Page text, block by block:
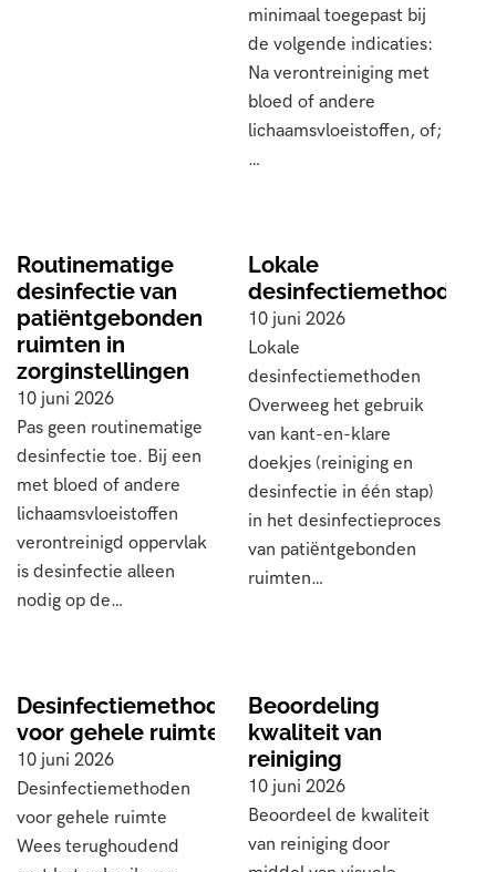
minimaal toegepast bij
de volgende indicaties:
Na verontreiniging met
bloed of andere
lichaamsvloeistoffen, of;
…
Routinematige
desinfectie van
patiëntgebonden
ruimten in
zorginstellingen
10 juni 2026
Pas geen routinematige
desinfectie toe. Bij een
met bloed of andere
lichaamsvloeistoffen
verontreinigd oppervlak
is desinfectie alleen
nodig op de…
Lokale
desinfectiemethoden
10 juni 2026
Lokale
desinfectiemethoden
Overweeg het gebruik
van kant-en-klare
doekjes (reiniging en
desinfectie in één stap)
in het desinfectieproces
van patiëntgebonden
ruimten…
Desinfectiemethoden
voor gehele ruimte
10 juni 2026
Desinfectiemethoden
voor gehele ruimte
Wees terughoudend
Beoordeling
kwaliteit van
reiniging
10 juni 2026
Beoordeel de kwaliteit
van reiniging door